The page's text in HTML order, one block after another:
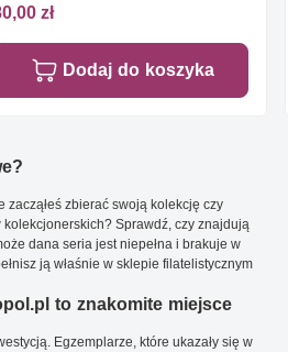
zł
Dodaj do koszyka
zbierać swoją kolekcję czy
Sprawdź, czy znajdują
dana seria jest niepełna i brakuje w
ją właśnie w sklepie filatelistycznym
to znakomite miejsce
Egzemplarze, które ukazały się w